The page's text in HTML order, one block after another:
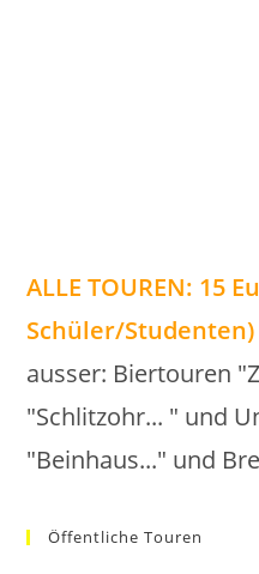
ALLE TOUREN: 15
Schüler/Studenten)
ausser: Biertouren
"Schlitzohr... " und
"Beinhaus..." und
Öffentliche Touren